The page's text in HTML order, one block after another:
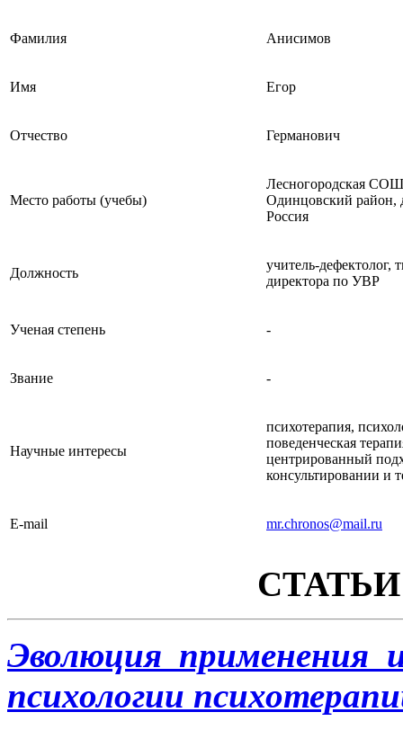
Фамилия Анисимов
Имя Егор
Отчество Германович
Место работы (учебы)
Лесногородская
Одинцовский район,
Россия
Должность
учитель-дефектолог,
директора по УВР
Ученая степень -
Звание -
Научные интересы
психотерапия,
поведенческая
центрированный
консультировании и
E-mail mr.chronos@mail.ru
Эволюция применения
психологии